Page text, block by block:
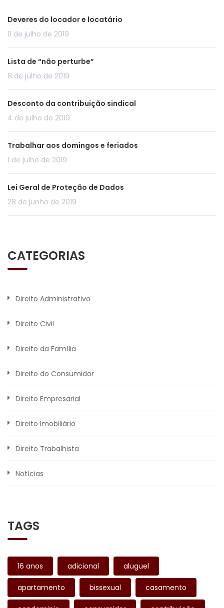
Deveres do locador e locatário
11 de julho de 2019
Lista de “não perturbe”
8 de julho de 2019
Desconto da contribuição sindical
4 de julho de 2019
Trabalhar aos domingos e feriados
1 de julho de 2019
Lei Geral de Proteção de Dados
28 de junho de 2019
CATEGORIAS
Direito Administrativo
Direito Civil
Direito da Família
Direito do Consumidor
Direito Empresarial
Direito Imobiliário
Direito Trabalhista
Notícias
TAGS
16 anos adicional aluguel
apartamento bissexual casamento